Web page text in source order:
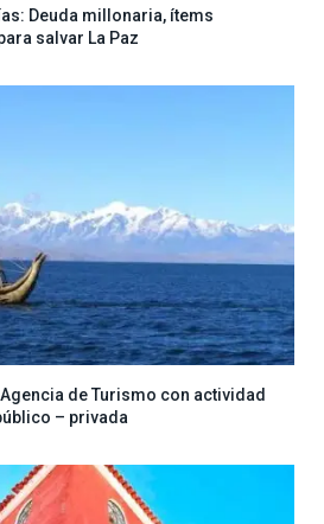
Deuda millonaria, ítems
salvar La Paz
de Turismo con actividad
– privada